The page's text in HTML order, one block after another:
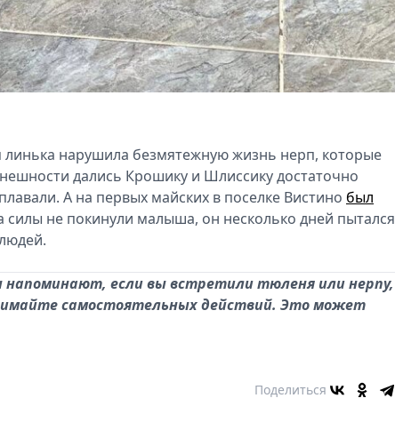
линька нарушила безмятежную жизнь нерп, которые
дались Крошику и Шлиссику достаточно
А на первых майских в поселке Вистино был
силы не покинули малыша, он несколько дней пытался
напоминают, если вы встретили тюленя или нерпу,
самостоятельных действий. Это может
Поделиться